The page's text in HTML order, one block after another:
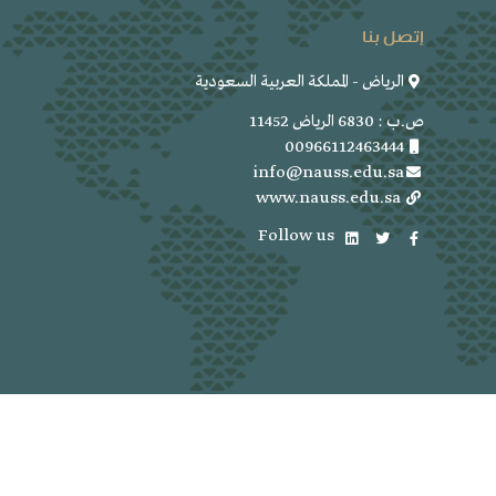
إتصل بنا
الرياض - المملكة العربية السعودية
ص.ب : 6830 الرياض 11452
00966112463444
info@nauss.edu.sa
www.nauss.edu.sa
Follow us